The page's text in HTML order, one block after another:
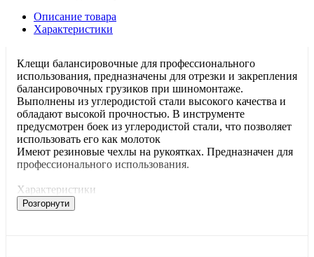
Описание товара
Характеристики
Клещи балансировочные для профессионального
использования, предназначены для отрезки и закрепления
балансировочных грузиков при шиномонтаже.
Выполнены из углеродистой стали высокого качества и
обладают высокой прочностью. В инструменте
предусмотрен боек из углеродистой стали, что позволяет
использовать его как молоток
Имеют резиновые чехлы на рукоятках. Предназначен для
профессионального использования.
Характеристики
Розгорнути